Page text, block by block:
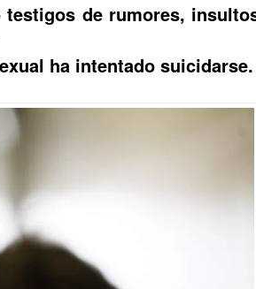
testigos de rumores,
ha intentado suicidarse.